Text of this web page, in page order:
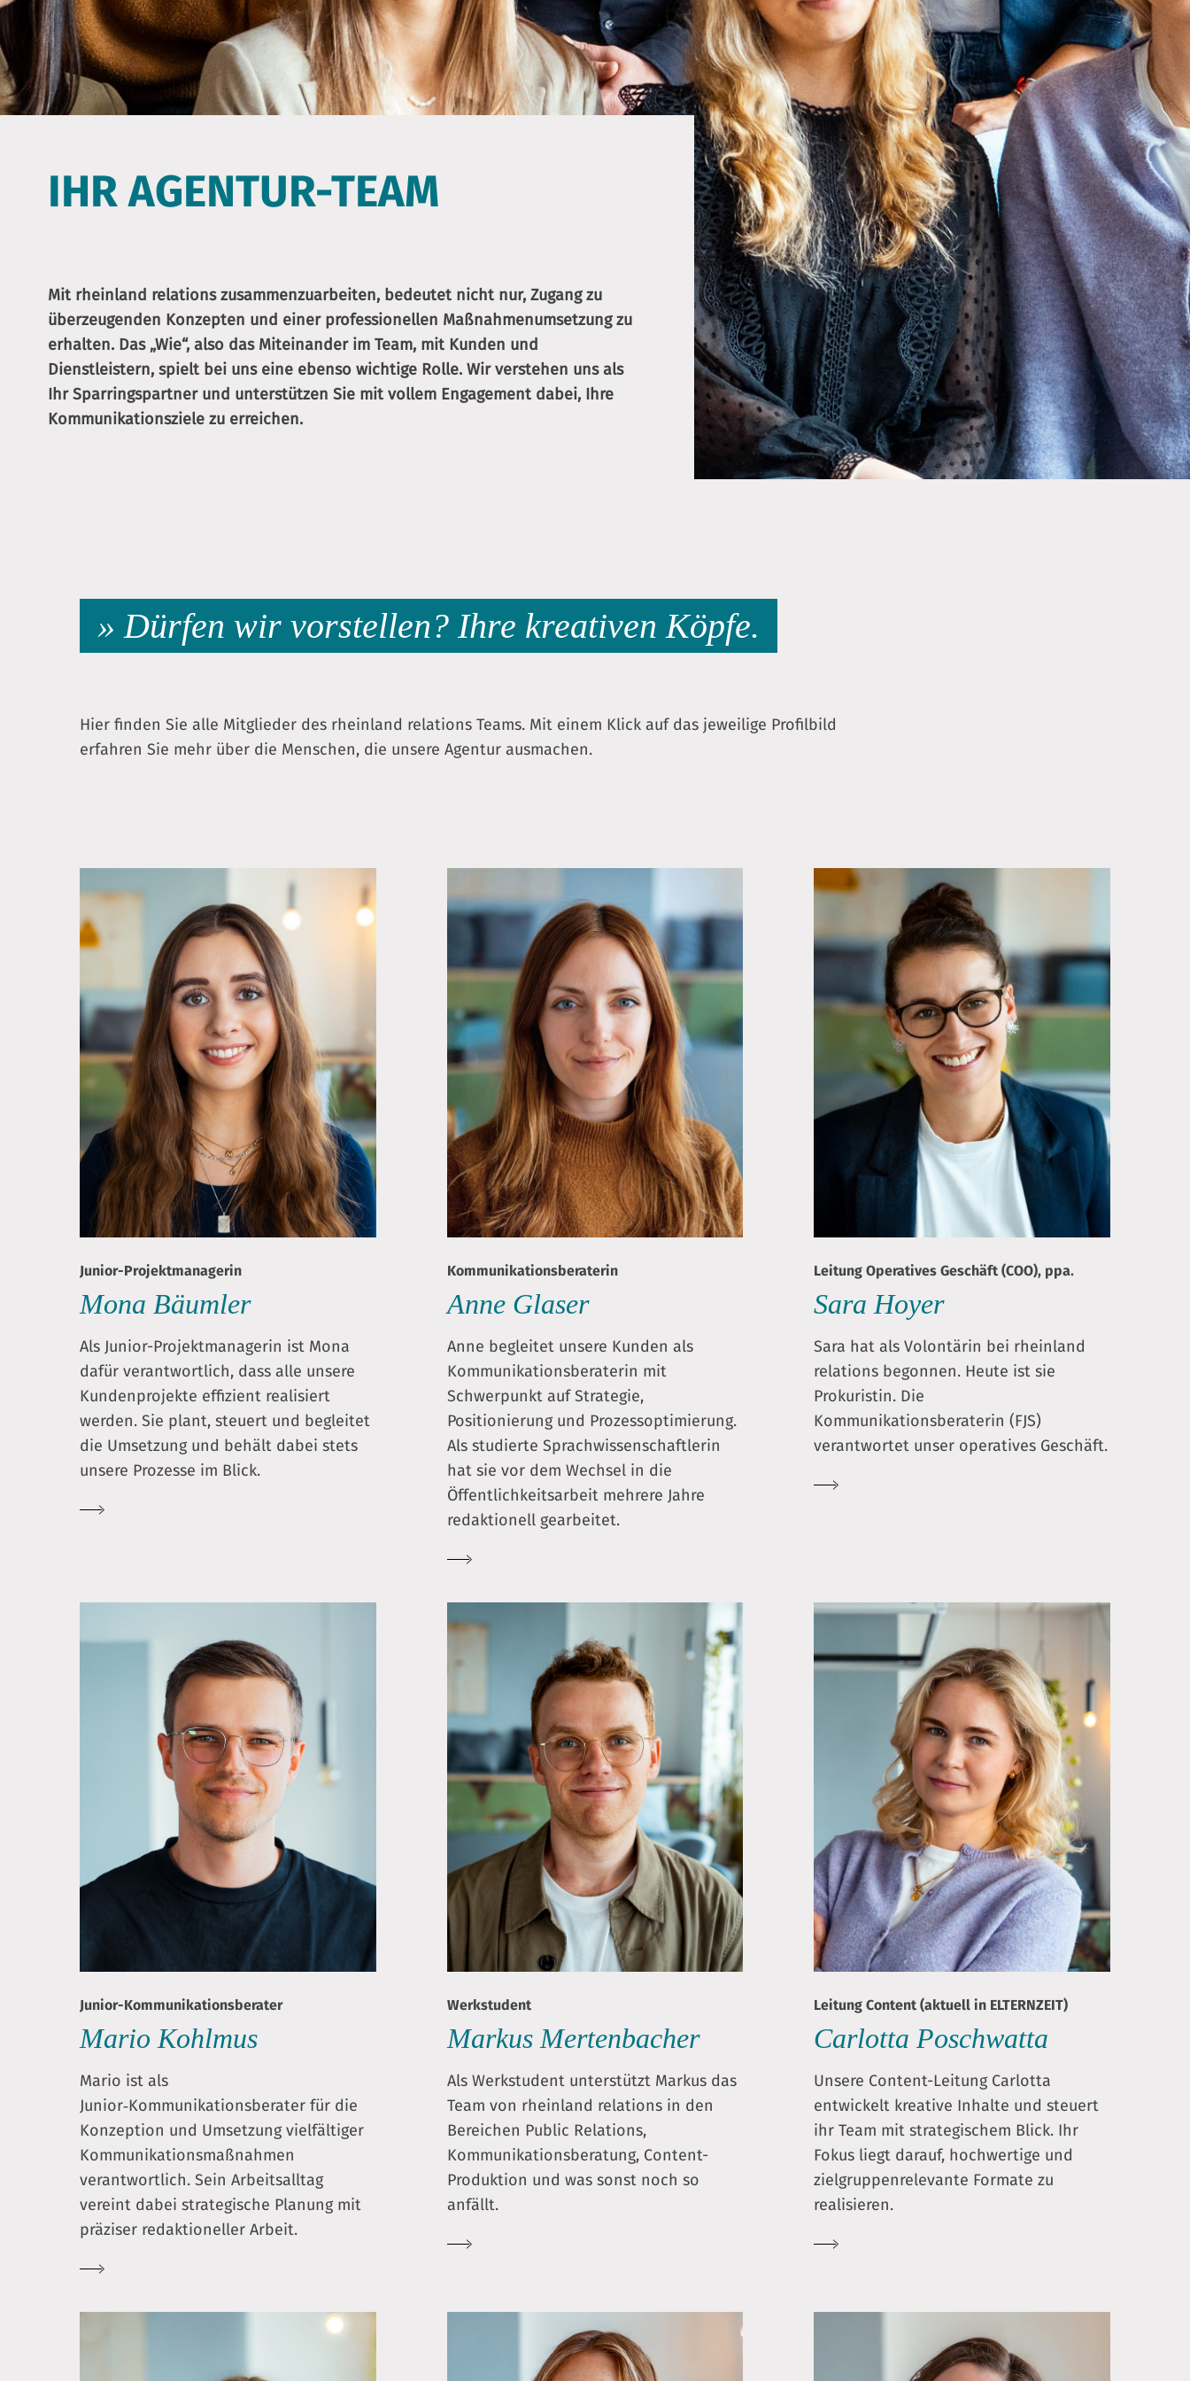
IHR AGENTUR-TEAM
Mit rheinland relations zusammenzuarbeiten, bedeutet nicht nur, Zugang zu
überzeugenden Konzepten und einer professionellen Maßnahmenumsetzung zu
erhalten. Das „Wie“, also das Miteinander im Team, mit Kunden und
Dienstleistern, spielt bei uns eine ebenso wichtige Rolle. Wir verstehen uns als
Ihr Sparringspartner und unterstützen Sie mit vollem Engagement dabei, Ihre
Kommunikationsziele zu erreichen.
» Dürfen wir vorstellen? Ihre kreativen Köpfe.
Hier finden Sie alle Mitglieder des rheinland relations Teams. Mit einem Klick auf das jeweilige Profilbild
erfahren Sie mehr über die Menschen, die unsere Agentur ausmachen.
Junior-Projektmanagerin
Mona Bäumler
Als Junior-Projektmanagerin ist Mona
dafür verantwortlich, dass alle unsere
Kundenprojekte effizient realisiert
werden. Sie plant, steuert und begleitet
die Umsetzung und behält dabei stets
unsere Prozesse im Blick.
Kommunikationsberaterin
Anne Glaser
Anne begleitet unsere Kunden als
Kommunikationsberaterin mit
Schwerpunkt auf Strategie,
Positionierung und Prozessoptimierung.
Als studierte Sprachwissenschaftlerin
hat sie vor dem Wechsel in die
Öffentlichkeitsarbeit mehrere Jahre
redaktionell gearbeitet.
Leitung Operatives Geschäft (COO), ppa.
Sara Hoyer
Sara hat als Volontärin bei rheinland
relations begonnen. Heute ist sie
Prokuristin. Die
Kommunikationsberaterin (FJS)
verantwortet unser operatives Geschäft.
Junior-Kommunikationsberater
Mario Kohlmus
Mario ist als
Junior‑Kommunikationsberater für die
Konzeption und Umsetzung vielfältiger
Kommunikationsmaßnahmen
verantwortlich. Sein Arbeitsalltag
vereint dabei strategische Planung mit
präziser redaktioneller Arbeit.
Werkstudent
Markus Mertenbacher
Als Werkstudent unterstützt Markus das
Team von rheinland relations in den
Bereichen Public Relations,
Kommunikationsberatung, Content-
Produktion und was sonst noch so
anfällt.
Leitung Content (aktuell in ELTERNZEIT)
Carlotta Poschwatta
Unsere Content-Leitung Carlotta
entwickelt kreative Inhalte und steuert
ihr Team mit strategischem Blick. Ihr
Fokus liegt darauf, hochwertige und
zielgruppenrelevante Formate zu
realisieren.